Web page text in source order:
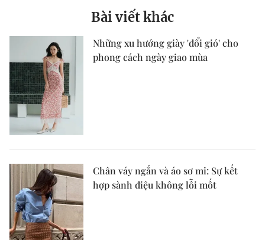
Bài viết khác
Những xu hướng giày 'đổi gió' cho
phong cách ngày giao mùa
Chân váy ngắn và áo sơ mi: Sự kết
hợp sành điệu không lỗi mốt